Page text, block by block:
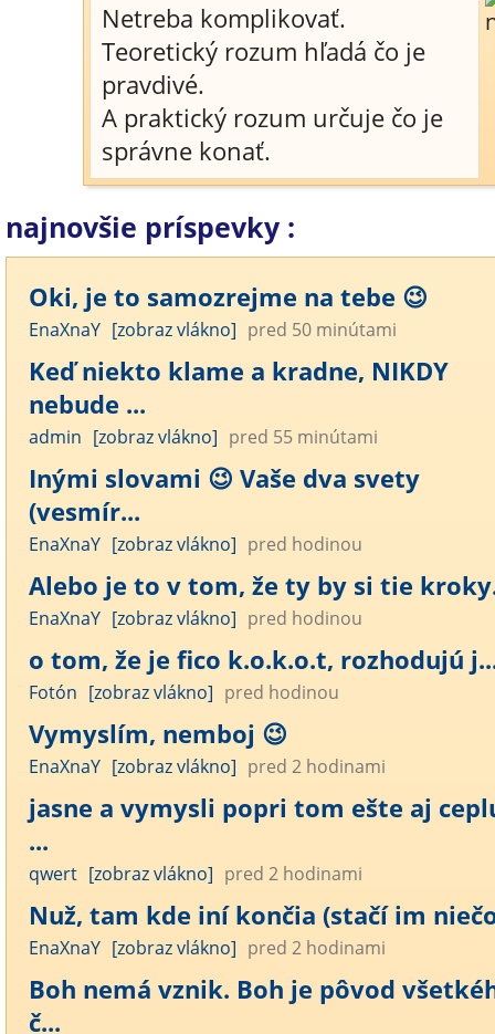
Netreba komplikovať.
Teoretický rozum hľadá čo je
pravdivé.
A praktický rozum určuje čo je
správne konať.
najnovšie príspevky :
Oki, je to samozrejme na tebe 😉
EnaXnaY [zobraz vlákno] pred 50 minútami
Keď niekto klame a kradne, NIKDY
nebude ...
admin [zobraz vlákno] pred 55 minútami
Inými slovami 😉 Vaše dva svety
(vesmír...
EnaXnaY [zobraz vlákno] pred hodinou
Alebo je to v tom, že ty by si tie
EnaXnaY [zobraz vlákno] pred hodinou
o tom, že je fico k.o.k.o.t, rozhodujú
Fotón [zobraz vlákno] pred hodinou
Vymyslím, nemboj 😉
EnaXnaY [zobraz vlákno] pred 2 hodinami
jasne a vymysli popri tom ešte aj
...
qwert [zobraz vlákno] pred 2 hodinami
Nuž, tam kde iní končia (stačí im
EnaXnaY [zobraz vlákno] pred 2 hodinami
Boh nemá vznik. Boh je pôvod
č...